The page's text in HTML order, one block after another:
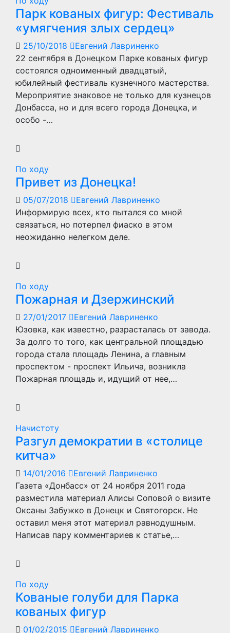
Парк кованых фигур: Фестиваль
«умягчения злых сердец»
25/10/2018
Евгений Лавриненко
22 сентября в Донецком Парке кованых фигур
состоялся одноименный двадцатый,
юбилейный фестиваль кузнечного мастерства.
Мероприятие знаковое не только для кузнецов
Донбасса, но и для всего города Донецка, и
особо -…
По ходу
Привет из Донецка!
05/07/2018
Евгений Лавриненко
Информирую всех, кто пытался со мной
связаться, но потерпел фиаско в этом
неожиданно нелегком деле.
По ходу
Пожарная и Дзержинский
27/01/2017
Евгений Лавриненко
Юзовка, как известно, разрасталась от завода.
За долго то того, как центральной площадью
города стала площадь Ленина, а главным
проспектом - проспект Ильича, возникла
Пожарная площадь и, идущий от нее,…
Начистоту
Разгул демократии в «столице
китча»
14/01/2016
Евгений Лавриненко
Газета «Донбасс» от 24 ноября 2011 года
разместила материал Алисы Соповой о визите
Оксаны Забужко в Донецк и Святогорск. Не
оставил меня этот материал равнодушным.
Написав пару комментариев к статье,…
По ходу
Кованые голуби для Парка
кованых фигур
01/02/2015 Евгений Лавриненко